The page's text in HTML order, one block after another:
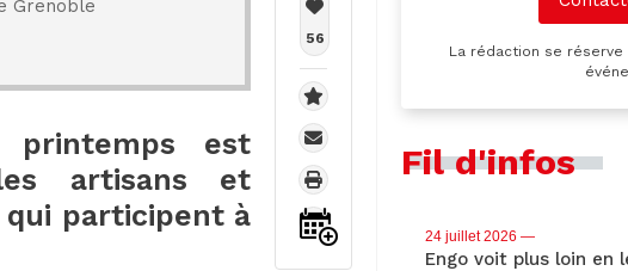
Grenoble
est
artisans et
qui participent à
56
La rédaction se
Fil d'infos
24 juillet 2026 —
Engo voit plus loin en